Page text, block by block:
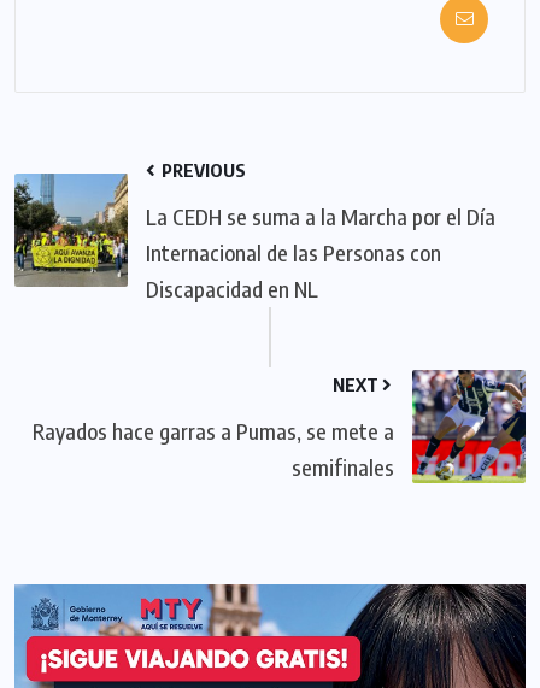
PREVIOUS
La CEDH se suma a la Marcha por el Día
Internacional de las Personas con
Discapacidad en NL
NEXT
Rayados hace garras a Pumas, se mete a
semifinales